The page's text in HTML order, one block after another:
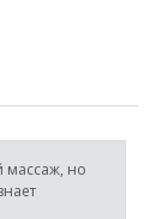
массаж, но